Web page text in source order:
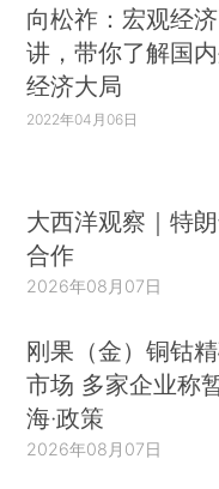
向松祚：宏观经
讲，带你了解国
经济大局
2022年04月06日
大西洋观察｜特
合作
2026年08月07日
刚果（金）铜钴
市场 多家企业称
海·政策
2026年08月07日